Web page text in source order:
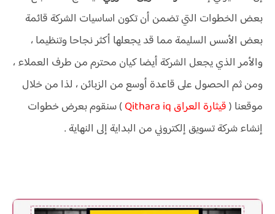
بعض الخطوات التي تضمن أن تكون اساسيات الشركة قائمة
بعض الأسس السليمة مما قد يجعلها أكثر نجاحا وتنظيما ،
والأمر الذي يجعل الشركة أيضا كيان محترم من طرف العملاء ،
ومن ثم الحصول على قاعدة أوسع من الزبائن ، لذا من خلال
موقعنا (قيثارة العراق Qithara iq
) سنقوم بعرض خطوات
إنشاء شركة تسويق إلكتروني من البداية إلى النهاية .